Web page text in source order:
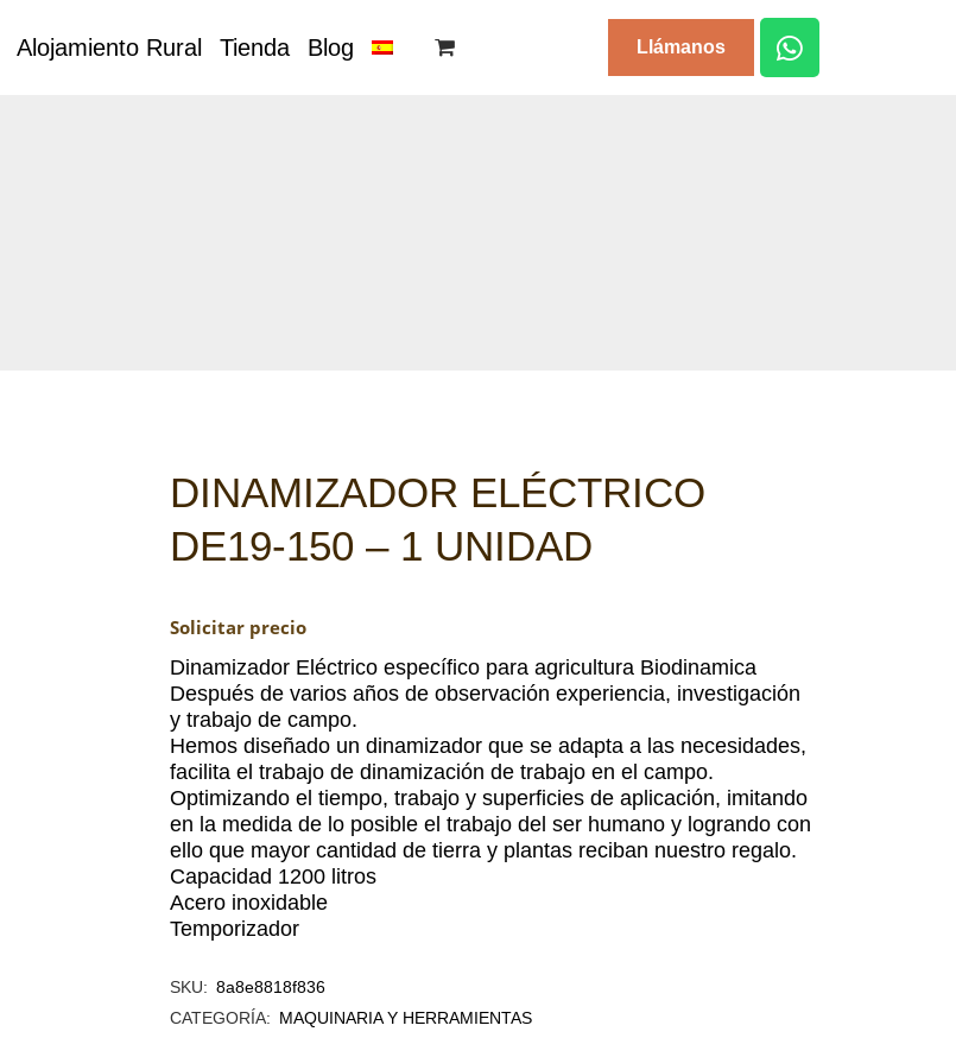
Alojamiento Rural Tienda Blog Llámanos
DINAMIZADOR ELÉCTRICO
DE19-150 – 1 UNIDAD
Solicitar precio
Dinamizador Eléctrico específico para agricultura Biodinamica
Después de varios años de observación experiencia, investigación
y trabajo de campo.
Hemos diseñado un dinamizador que se adapta a las necesidades,
facilita el trabajo de dinamización de trabajo en el campo.
Optimizando el tiempo, trabajo y superficies de aplicación, imitando
en la medida de lo posible el trabajo del ser humano y logrando con
ello que mayor cantidad de tierra y plantas reciban nuestro regalo.
Capacidad 1200 litros
Acero inoxidable
Temporizador
SKU: 8a8e8818f836
CATEGORÍA: MAQUINARIA Y HERRAMIENTAS